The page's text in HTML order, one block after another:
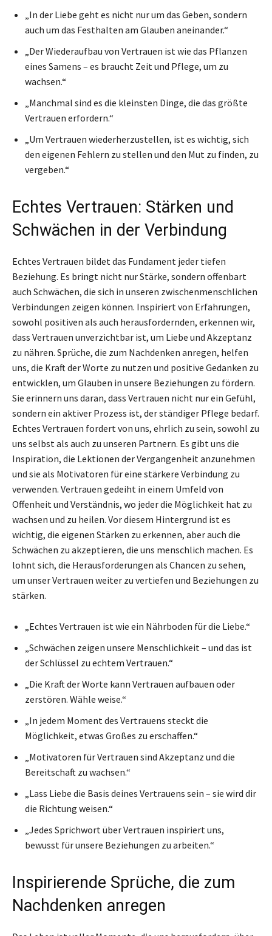
„In der Liebe geht es nicht nur um das Geben, sondern
auch um das Festhalten am Glauben aneinander.“
„Der Wiederaufbau von Vertrauen ist wie das Pflanzen
eines Samens – es braucht Zeit und Pflege, um zu
wachsen.“
„Manchmal sind es die kleinsten Dinge, die das größte
Vertrauen erfordern.“
„Um Vertrauen wiederherzustellen, ist es wichtig, sich
den eigenen Fehlern zu stellen und den Mut zu finden, zu
vergeben.“
Echtes Vertrauen: Stärken und
Schwächen in der Verbindung
Echtes Vertrauen bildet das Fundament jeder tiefen
Beziehung. Es bringt nicht nur Stärke, sondern offenbart
auch Schwächen, die sich in unseren zwischenmenschlichen
Verbindungen zeigen können. Inspiriert von Erfahrungen,
sowohl positiven als auch herausfordernden, erkennen wir,
dass Vertrauen unverzichtbar ist, um Liebe und Akzeptanz
zu nähren. Sprüche, die zum Nachdenken anregen, helfen
uns, die Kraft der Worte zu nutzen und positive Gedanken zu
entwicklen, um Glauben in unsere Beziehungen zu fördern.
Sie erinnern uns daran, dass Vertrauen nicht nur ein Gefühl,
sondern ein aktiver Prozess ist, der ständiger Pflege bedarf.
Echtes Vertrauen fordert von uns, ehrlich zu sein, sowohl zu
uns selbst als auch zu unseren Partnern. Es gibt uns die
Inspiration, die Lektionen der Vergangenheit anzunehmen
und sie als Motivatoren für eine stärkere Verbindung zu
verwenden. Vertrauen gedeiht in einem Umfeld von
Offenheit und Verständnis, wo jeder die Möglichkeit hat zu
wachsen und zu heilen. Vor diesem Hintergrund ist es
wichtig, die eigenen Stärken zu erkennen, aber auch die
Schwächen zu akzeptieren, die uns menschlich machen. Es
lohnt sich, die Herausforderungen als Chancen zu sehen,
um unser Vertrauen weiter zu vertiefen und Beziehungen zu
stärken.
„Echtes Vertrauen ist wie ein Nährboden für die Liebe.“
„Schwächen zeigen unsere Menschlichkeit – und das ist
der Schlüssel zu echtem Vertrauen.“
„Die Kraft der Worte kann Vertrauen aufbauen oder
zerstören. Wähle weise.“
„In jedem Moment des Vertrauens steckt die
Möglichkeit, etwas Großes zu erschaffen.“
„Motivatoren für Vertrauen sind Akzeptanz und die
Bereitschaft zu wachsen.“
„Lass Liebe die Basis deines Vertrauens sein – sie wird dir
die Richtung weisen.“
„Jedes Sprichwort über Vertrauen inspiriert uns,
bewusst für unsere Beziehungen zu arbeiten.“
Inspirierende Sprüche, die zum
Nachdenken anregen